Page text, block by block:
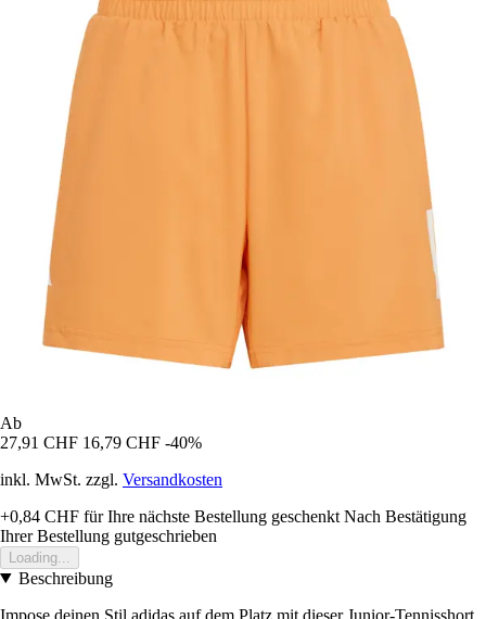
Ab
27,91 CHF 16,79 CHF -40%
inkl. MwSt. zzgl. Versandkosten
+0,84 CHF für Ihre nächste Bestellung geschenkt Nach Bestätigung
Ihrer Bestellung gutgeschrieben
Loading...
Beschreibung
Impose deinen Stil adidas auf dem Platz mit dieser Junior-Tennisshort